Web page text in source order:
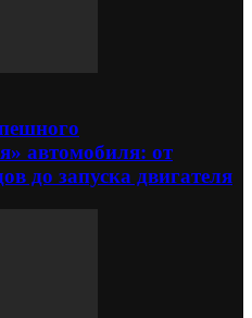
автомобиля: от
до запуска двигателя